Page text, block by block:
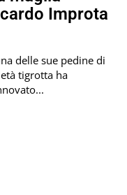
Improta
delle sue pedine di
tigrotta ha